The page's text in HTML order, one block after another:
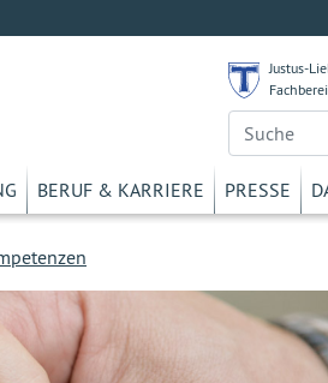
Justus-
BERUF & KARRIERE PRESSE